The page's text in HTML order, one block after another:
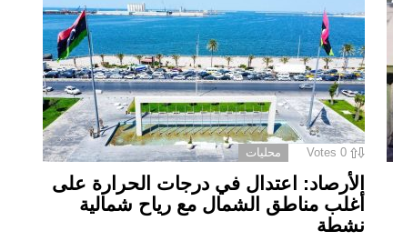
0
Votes محليات
الأرصاد: اعتدال في درجات الحرارة على
أغلب مناطق الشمال مع رياح شمالية
نشطة